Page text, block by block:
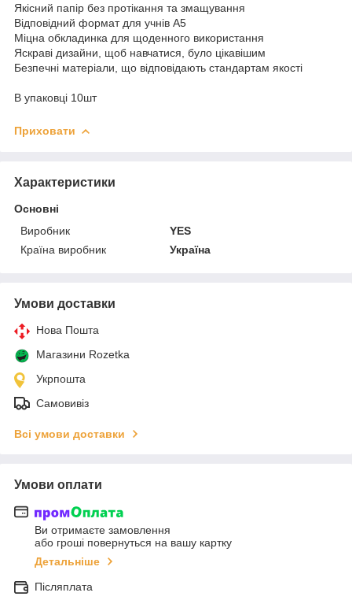
Якісний папір без протікання та змащування
Відповідний формат для учнів А5
Міцна обкладинка для щоденного використання
Яскраві дизайни, щоб навчатися, було цікавішим
Безпечні матеріали, що відповідають стандартам якості
В упаковці 10шт
Приховати
Характеристики
Основні
Виробник
YES
Країна виробник
Україна
Умови доставки
Нова Пошта
Магазини Rozetka
Укрпошта
Самовивіз
Всі умови доставки
Умови оплати
Ви отримаєте замовлення
або гроші повернуться на вашу картку
Детальніше
Післяплата